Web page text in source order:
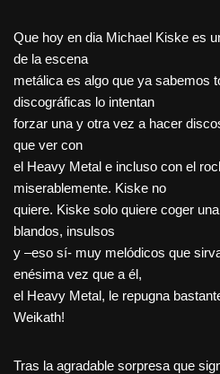
Que hoy en dia Michael Kiske es
de la escena
metálica es algo que ya sabemos
discográficas lo intentan
forzar una y otra vez a hacer
que ver con
el Heavy Metal e incluso con el
miserablemente. Kiske no
quiere. Kiske solo quiere coger
blandos, insulsos
y –eso sí- muy melódicos que
enésima vez que a él,
el Heavy Metal, le repugna
Weikath!
Tras la agradable sorpresa que